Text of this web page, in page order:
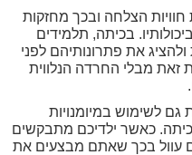
הצלחה ובכך מחזקות
בכיתה, תלמידים
את פתרונותיהם לפני
זאת מבלי החרדה הנלווית
גם לשימוש במיומנויות
כאשר ילדיכם מתבקשים
עוול בכך שאתם מבצעים את